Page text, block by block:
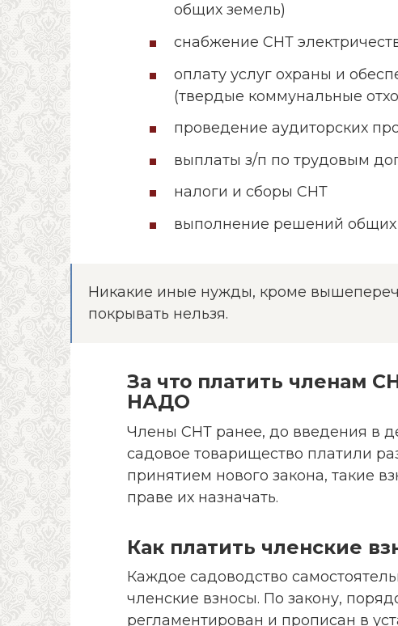
общих земель)
снабжение СНТ
оплату услуг охраны и
(твердые коммунальные
проведение аудиторских
выплаты з/п по трудовым
налоги и сборы СНТ
выполнение решений общих
Никакие иные нужды, кроме
покрывать нельзя.
За что платить членам
НАДО
Члены СНТ ранее, до введения в
садовое товарищество платили
принятием нового закона, такие
праве их назначать.
Как платить членские
Каждое садоводство
членские взносы. По закону,
регламентирован и прописан в